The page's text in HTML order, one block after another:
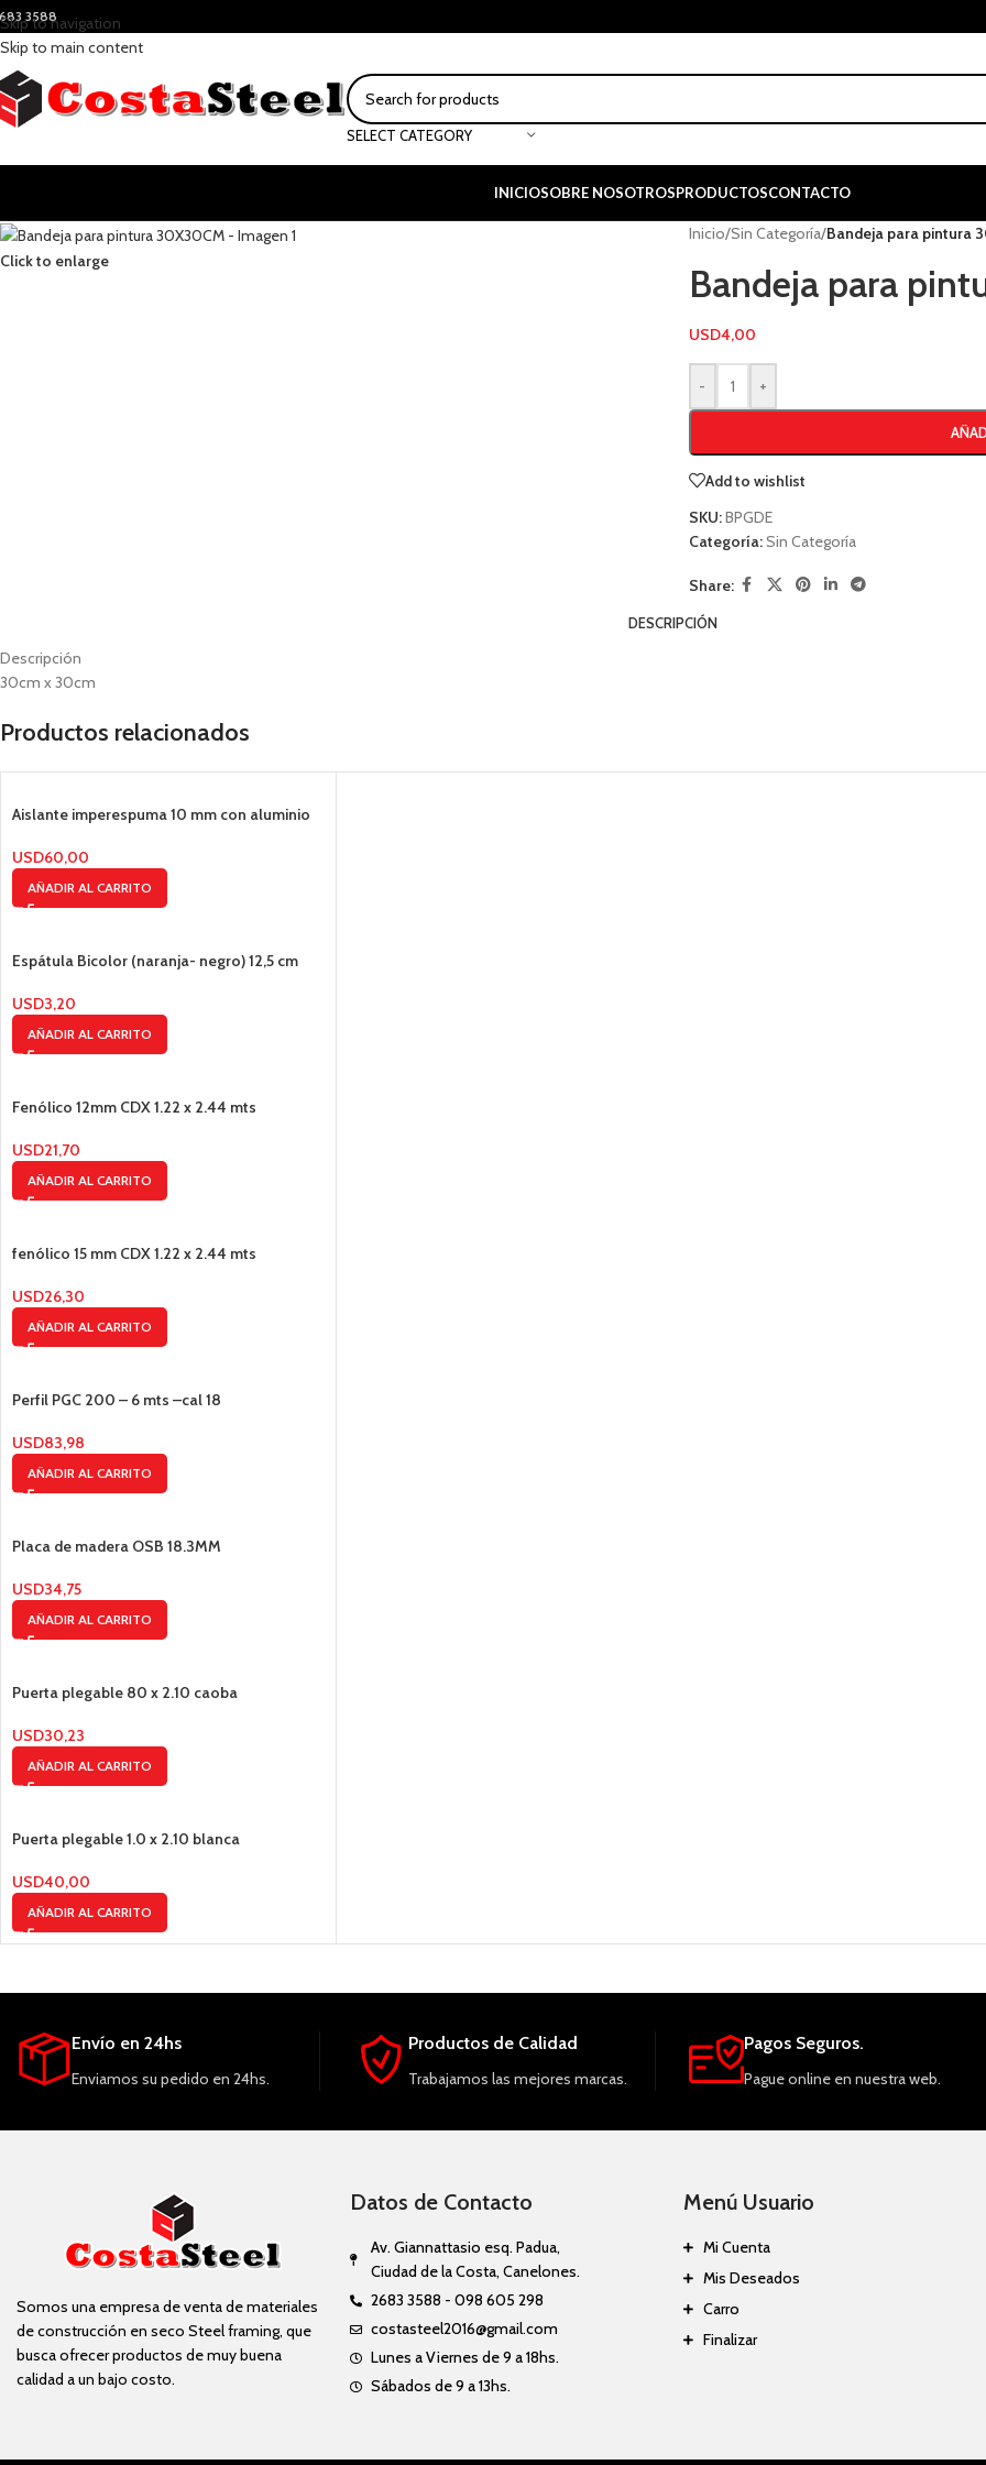
Skip to navigation
Skip to main content
3588
SELECT CATEGORY
INICIOSOBRE NOSOTROSPRODUCTOSCONTACTO
Click to enlarge
Inicio/Sin Categoría/Bandeja para pintura
Bandeja para
USD4,00
- +
Add to wishlist
SKU:BPGDE
Categoría:Sin Categoría
Share:
DESCRIPCIÓN
Descripción
30cm x 30cm
Productos relacionados
Aislante imperespuma 10 mm con aluminio
USD60,00
AÑADIR AL CARRITO
Espátula Bicolor (naranja- negro) 12,5 cm
USD3,20
AÑADIR AL CARRITO
Fenólico 12mm CDX 1.22 x 2.44 mts
USD21,70
AÑADIR AL CARRITO
fenólico 15 mm CDX 1.22 x 2.44 mts
USD26,30
AÑADIR AL CARRITO
Perfil PGC 200 – 6 mts –cal 18
USD83,98
AÑADIR AL CARRITO
Placa de madera OSB 18.3MM
USD34,75
AÑADIR AL CARRITO
Puerta plegable 80 x 2.10 caoba
USD30,23
AÑADIR AL CARRITO
Puerta plegable 1.0 x 2.10 blanca
USD40,00
AÑADIR AL CARRITO
Envío en 24hs
Enviamos su pedido en 24hs.
Productos de Calidad
Trabajamos las mejores marcas.
Pagos Seguros.
Pague online en nuestra web.
Somos una empresa de venta de materiales
de construcción en seco Steel framing, que
busca ofrecer productos de muy buena
calidad a un bajo costo.
Datos de Contacto
Av. Giannattasio esq. Padua,
Ciudad de la Costa, Canelones.
2683 3588 - 098 605 298
costasteel2016@gmail.com
Lunes a Viernes de 9 a 18hs.
Sábados de 9 a 13hs.
Menú Usuario
Mi Cuenta
Mis Deseados
Carro
Finalizar